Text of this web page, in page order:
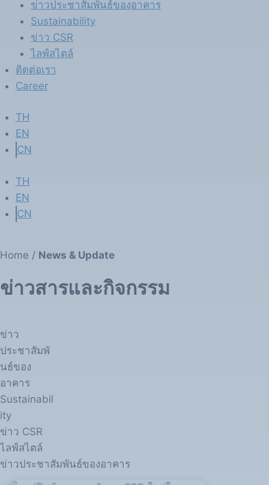
ข่าวประชาสัมพันธ์ของอาคาร
Sustainability
ข่าว CSR
ไลฟ์สไตล์
ติดต่อเรา
Career
TH
EN
CN
TH
EN
CN
Home / News & Update
ข่าวสารและกิจกรรม
ข่าว
ประชาสัมพั
นธ์ของ
อาคาร
Sustainabil
ity
ข่าว CSR
ไลฟ์สไตล์
ข่าวประชาสัมพันธ์ของอาคาร